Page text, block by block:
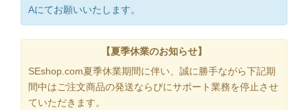
Aにてお願いいたします。
【夏季休業のお知らせ】
SEshop.com夏季休業期間に伴い、誠に勝手ながら下記期
間中はご注文商品の発送ならびにサポート業務を停止させ
ていただきます。